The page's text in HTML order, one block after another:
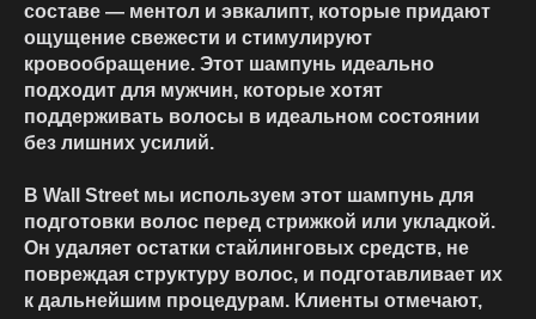
составе — ментол и эвкалипт, которые придают
ощущение свежести и стимулируют
кровообращение. Этот шампунь идеально
подходит для мужчин, которые хотят
поддерживать волосы в идеальном состоянии
без лишних усилий.
В Wall Street мы используем этот шампунь для
подготовки волос перед стрижкой или укладкой.
Он удаляет остатки стайлинговых средств, не
повреждая структуру волос, и подготавливает их
к дальнейшим процедурам. Клиенты отмечают,